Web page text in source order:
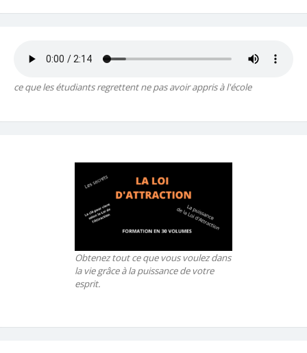
ce que les étudiants regrettent ne pas avoir appris à l'école
Obtenez tout ce que vous voulez dans
la vie grâce à la puissance de votre
esprit.